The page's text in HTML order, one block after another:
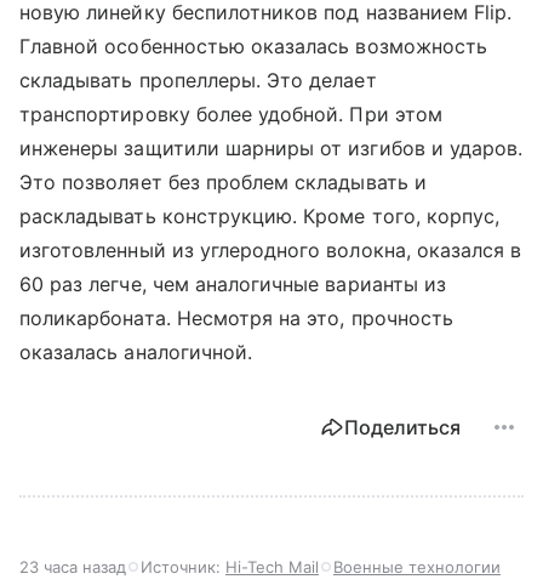
новую линейку беспилотников под названием Flip.
Главной особенностью оказалась возможность
складывать пропеллеры. Это делает
транспортировку более удобной. При этом
инженеры защитили шарниры от изгибов и ударов.
Это позволяет без проблем складывать и
раскладывать конструкцию. Кроме того, корпус,
изготовленный из углеродного волокна, оказался в
60 раз легче, чем аналогичные варианты из
поликарбоната. Несмотря на это, прочность
оказалась аналогичной.
Поделиться
23 часа назад Источник: Hi-Tech Mail Военные технологии